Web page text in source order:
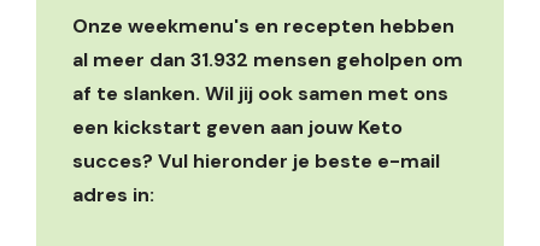
Onze weekmenu's en recepten hebben
al meer dan 31.932 mensen geholpen om
af te slanken. Wil jij ook samen met ons
een kickstart geven aan jouw Keto
succes? Vul hieronder je beste e-mail
adres in: